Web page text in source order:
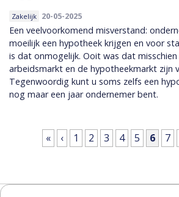
Zakelijk 20-05-2025
Een veelvoorkomend misverstand:
moeilijk een hypotheek krijgen en voor
is dat onmogelijk. Ooit was dat
arbeidsmarkt en de hypotheekmarkt zijn
Tegenwoordig kunt u soms zelfs een
nog maar een jaar ondernemer bent.
Pagina's
« ‹ 1 2 3 4 5 6 7